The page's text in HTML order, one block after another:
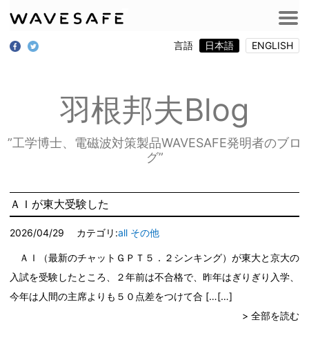
言語 日本語 ENGLISH
羽根邦夫Blog
”工学博士、電磁波対策製品WAVESAFE発明者のブロ
グ”
ＡＩが東大受験した
2026/04/29 カテゴリ:all その他
ＡＩ（最新のチャットＧＰＴ５．２シンキング）が東大と京大の
入試を受験したところ、２年前は不合格で、昨年はぎりぎり入学、
今年は人間の主席よりも５０点差をつけて合 […
> 全部を読む